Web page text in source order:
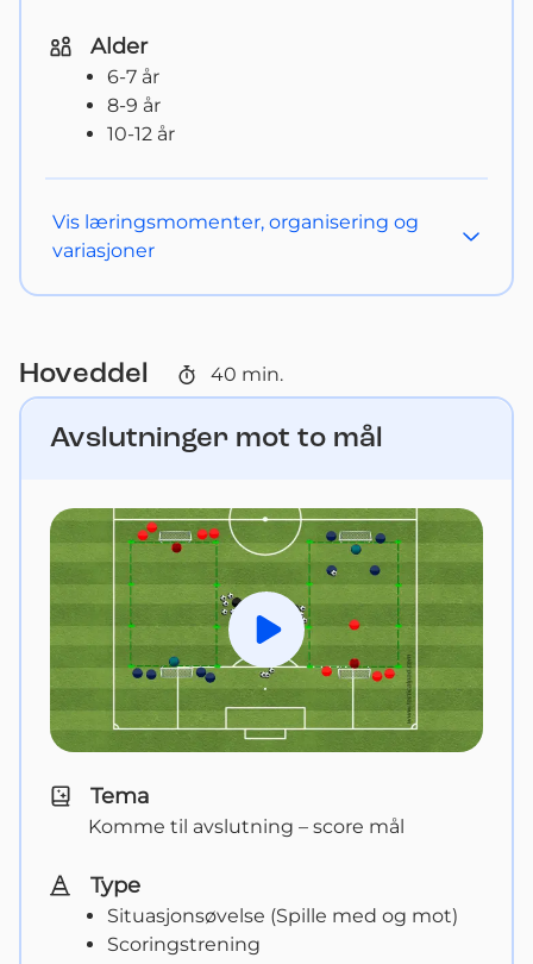
Alder
6-7 år
8-9 år
10-12 år
Vis læringsmomenter, organisering og
variasjoner
Hoveddel 40 min.
Avslutninger mot to mål
Spill av
Tema
Komme til avslutning – score mål
Type
Situasjonsøvelse (Spille med og mot)
Scoringstrening